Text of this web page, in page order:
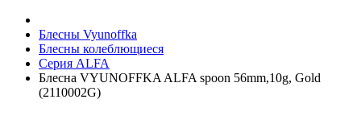
Блесны Vyunoffka
Блесны колеблющиеся
Серия ALFA
Блесна VYUNOFFKA ALFA spoon 56mm,10g, Gold
(2110002G)